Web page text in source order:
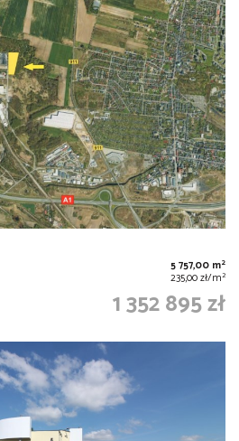
5 757,00 m2
235,00 zł/m2
1 352 895 zł